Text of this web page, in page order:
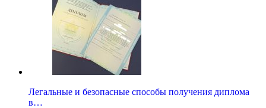
Легальные и безопасные способы получения диплома
в…